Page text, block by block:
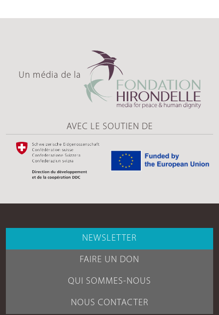
Un média de la
AVEC LE SOUTIEN DE
NEWSLETTER
FAIRE UN DON
QUI SOMMES-NOUS
NOUS CONTACTER